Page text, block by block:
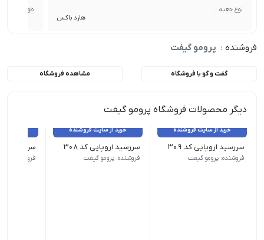
نوع جعبه :
هارد باکس
طول :
فروشنده : پرومو گیفت
گفت و گو با فروشگاه مشاهده فروشگاه
دیگر محصولات فروشگاه پرومو گیفت
خرید از سایت فروشنده
سررسید اروپایی کد 309
نوع سررسید (سالنامه) اروپایی | ابعاد 13.5×22 | صفحات روزشمار (جمعه مشترک) | صفحات داخلی دو رنگ
فروشنده: پرومو گیفت
خرید از سایت فروشنده
سررسید اروپایی کد 308
نوع سررسید (سالنامه) اروپایی | ابعاد 13.5×22 | صفحات روزشمار (جمعه مشترک) | صفحات داخلی دو رنگ
فروشنده: پرومو گیفت
سررسید
نوع سررسید (سالنامه)
فروشنده: